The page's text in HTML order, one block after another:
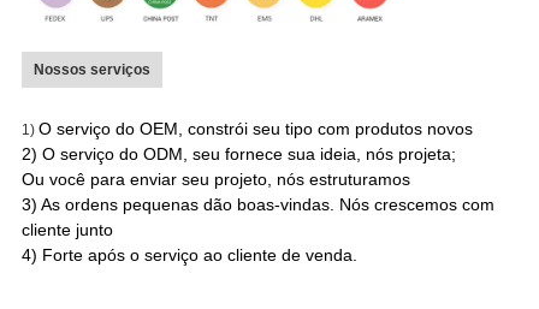
Nossos serviços
1) O serviço do OEM, constrói seu tipo com produtos novos
2) O serviço do ODM, seu fornece sua ideia, nós projeta;
Ou você para enviar seu projeto, nós estruturamos
3) As ordens pequenas dão boas-vindas. Nós crescemos com
cliente junto
4) Forte após o serviço ao cliente de venda.